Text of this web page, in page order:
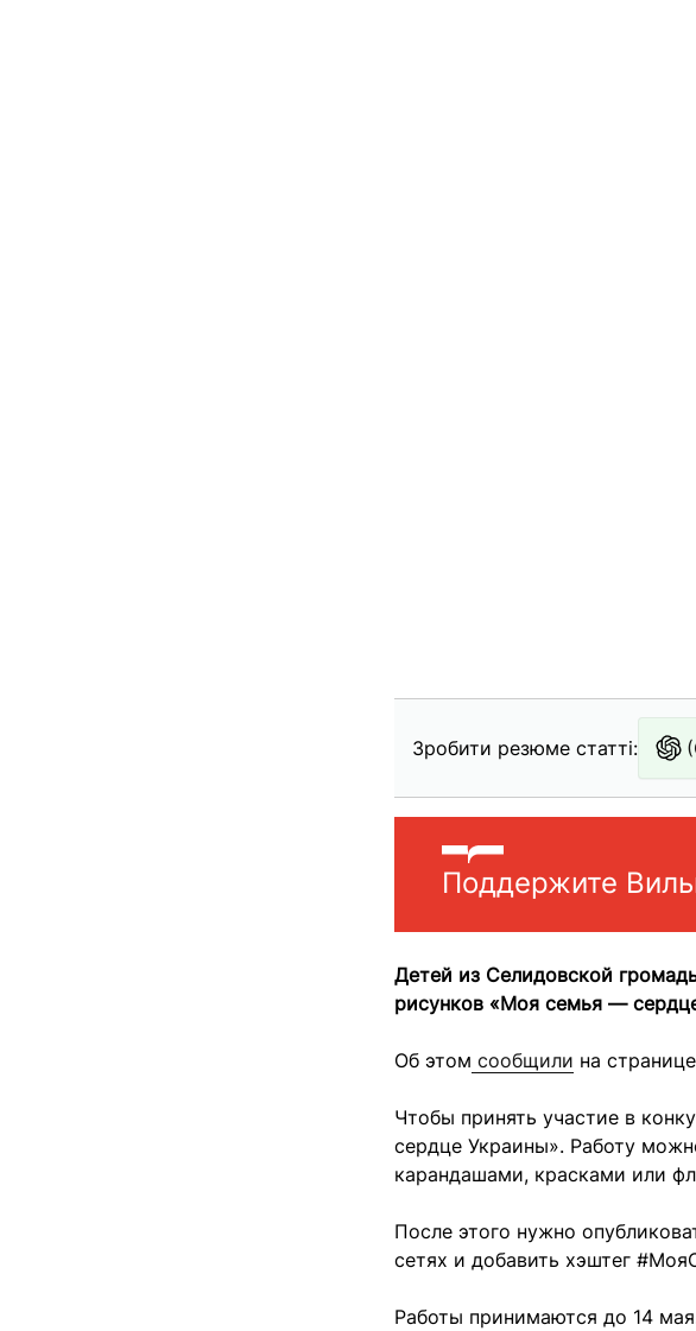
Зробити резюме статті:
Поддержите
Детей из Селидовской
рисунков «Моя семья —
Об этом сообщили на
Чтобы принять участие в
сердце Украины». Работу
карандашами, красками или
После этого нужно
сетях и добавить хэштег
Работы принимаются до 14